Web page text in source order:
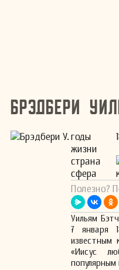
Брэдбери
годы
жизни
страна
сфера
Полезно?
Уильям
7 января
известным
«Иисус
популярным